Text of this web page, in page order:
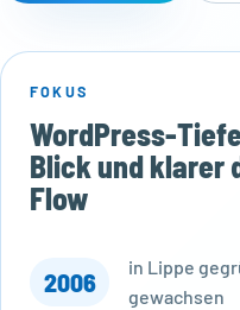
FOKUS
WordPress-
Blick und klarer
Flow
2006
in Lippe
gewachsen